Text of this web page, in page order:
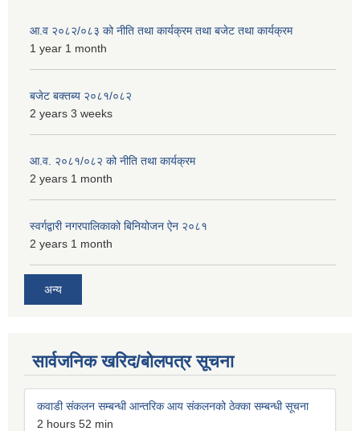
आ.व २०८२/०८३ को नीति तथा कार्यक्रम तथा बजेट तथा कार्यक्रम
1 year 1 month
बजेट बक्तब्य २०८१/०८२
2 years 3 weeks
आ.व. २०८१/०८२ को नीति तथा कार्यक्रम
2 years 1 month
स्वर्गद्वारी नगरपालिकाको बिनियोजन ऐन २०८१
2 years 1 month
अन्य
सार्वजनिक खरिद/बोलपत्र सूचना
कवाडी संकलन सम्बन्धी आन्तरिक आय संकलनको ठेक्का सम्बन्धी सूचना
2 hours 52 min